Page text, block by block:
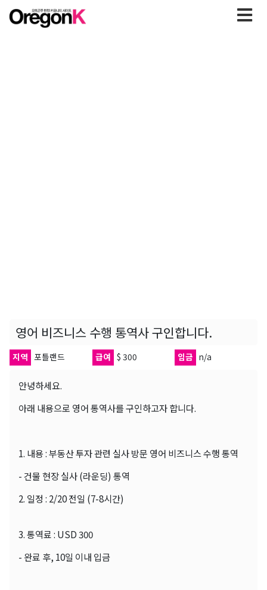
영어 비즈니스 수행 통역사 구인합니다.
지역 포틀랜드 급여 $ 300 임금 n/a
안녕하세요.
아래 내용으로 영어 통역사를 구인하고자 합니다.
1. 내용 : 부동산 투자 관련 실사 방문 영어 비즈니스 수행 통역
- 건물 현장 실사 (라운딩) 통역
2. 일정 : 2/20 전일 (7-8시간)
3. 통역료 : USD 300
- 완료 후, 10일 이내 입금